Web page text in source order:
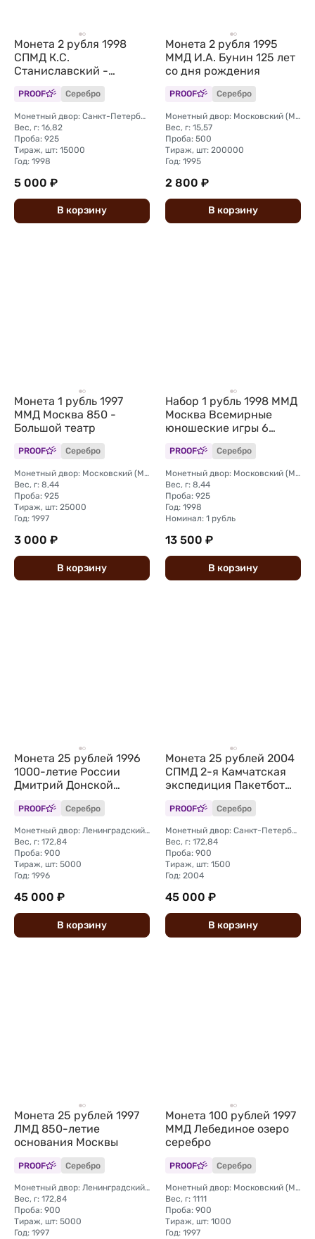
Монета 2 рубля 1998
СПМД К.С.
Станиславский -
портрет, 135 лет со дня
рождения
PROOF Серебро
Монетный двор: Санкт-Петербургский (СПМД)
Вес, г: 16,82
Проба: 925
Тираж, шт: 15000
Год: 1998
5 000 ₽
В корзину
Монета 2 рубля 1995
ММД И.А. Бунин 125 лет
со дня рождения
PROOF Серебро
Монетный двор: Московский (ММД)
Вес, г: 15,57
Проба: 500
Тираж, шт: 200000
Год: 1995
2 800 ₽
В корзину
Монета 1 рубль 1997
ММД Москва 850 -
Большой театр
PROOF Серебро
Монетный двор: Московский (ММД)
Вес, г: 8,44
Проба: 925
Тираж, шт: 25000
Год: 1997
3 000 ₽
В корзину
Набор 1 рубль 1998 ММД
Москва Всемирные
юношеские игры 6
монет (без упаковки)
PROOF Серебро
Монетный двор: Московский (ММД)
Вес, г: 8,44
Проба: 925
Год: 1998
Номинал: 1 рубль
13 500 ₽
В корзину
Монета 25 рублей 1996
1000-летие России
Дмитрий Донской
Куликовская Битва 1380
PROOF Серебро
Монетный двор: Ленинградский (ЛМД)
Вес, г: 172,84
Проба: 900
Тираж, шт: 5000
Год: 1996
45 000 ₽
В корзину
Монета 25 рублей 2004
СПМД 2-я Камчатская
экспедиция Пакетбот
Св. Петр, Павел
PROOF Серебро
Монетный двор: Санкт-Петербургский (СПМД)
Вес, г: 172,84
Проба: 900
Тираж, шт: 1500
Год: 2004
45 000 ₽
В корзину
Монета 25 рублей 1997
ЛМД 850-летие
основания Москвы
PROOF Серебро
Монетный двор: Ленинградский (ЛМД)
Вес, г: 172,84
Проба: 900
Тираж, шт: 5000
Год: 1997
Монета 100 рублей 1997
ММД Лебединое озеро
серебро
PROOF Серебро
Монетный двор: Московский (ММД)
Вес, г: 1111
Проба: 900
Тираж, шт: 1000
Год: 1997